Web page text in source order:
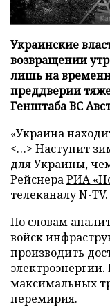
Украинские
возвращении
лишь на
преддверии
Генштаба ВС
«Украина
<…> Наступит
для Украины,
РейснераРИА
телеканалуN-TV.
По словам
войск
производить
электроэнергии.
максимальных
перемирия.